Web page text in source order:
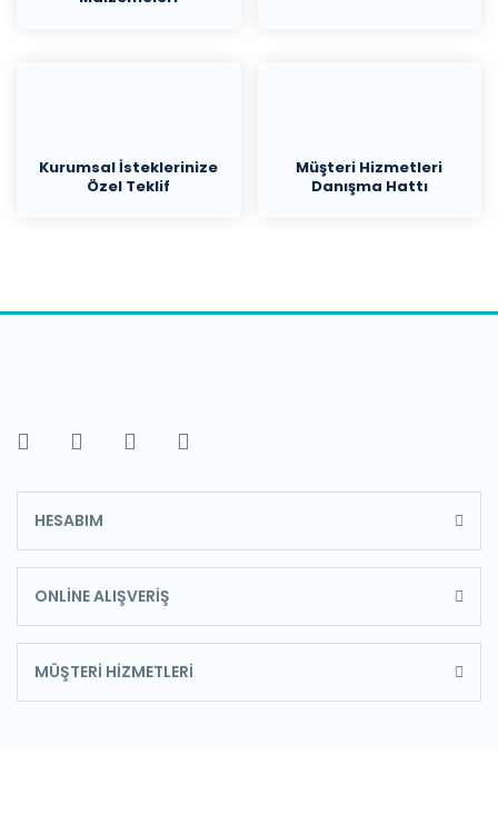
Kurumsal İsteklerinize
Özel Teklif
Müşteri Hizmetleri
Danışma Hattı
HESABIM
ONLİNE ALIŞVERİŞ
MÜŞTERİ HİZMETLERİ